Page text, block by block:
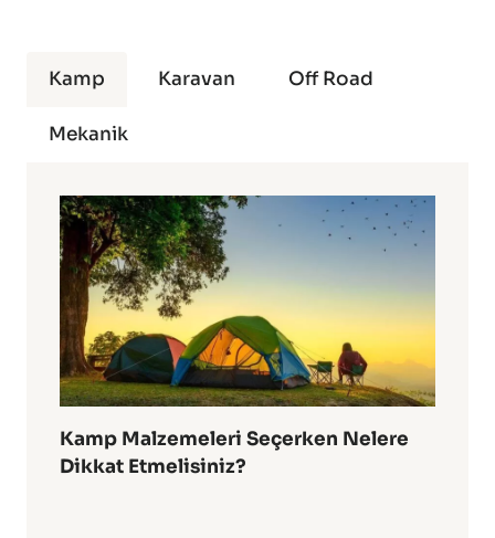
Kamp Karavan Off Road
Mekanik
Kamp Malzemeleri Seçerken Nelere
Dikkat Etmelisiniz?